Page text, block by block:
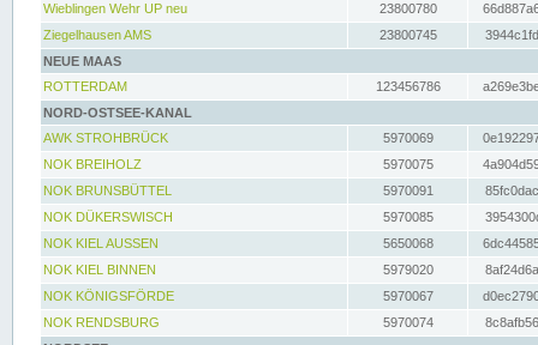
Wieblingen Wehr UP neu
23800780
Ziegelhausen AMS
23800745
NEUE MAAS
ROTTERDAM
123456786
NORD-OSTSEE-KANAL
AWK STROHBRÜCK
5970069
NOK BREIHOLZ
5970075
NOK BRUNSBÜTTEL
5970091
NOK DÜKERSWISCH
5970085
NOK KIEL AUSSEN
5650068
NOK KIEL BINNEN
5979020
NOK KÖNIGSFÖRDE
5970067
NOK RENDSBURG
5970074